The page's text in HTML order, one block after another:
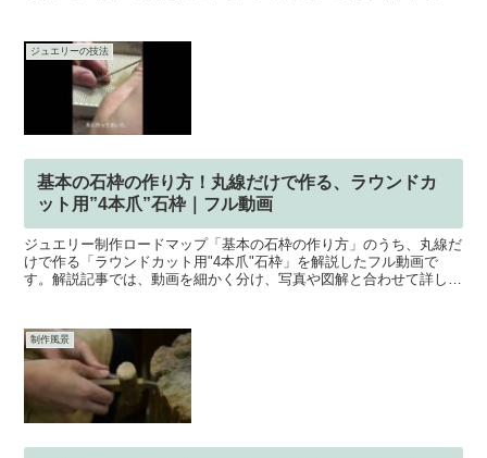
ジュエリーの技法
基本の石枠の作り方！丸線だけで作る、ラウンドカ
ット用”4本爪”石枠｜フル動画
ジュエリー制作ロードマップ「基本の石枠の作り方」のうち、丸線だ
けで作る「ラウンドカット用"4本爪"石枠」を解説したフル動画で
す。解説記事では、動画を細かく分け、写真や図解と合わせて詳しく
制作風景